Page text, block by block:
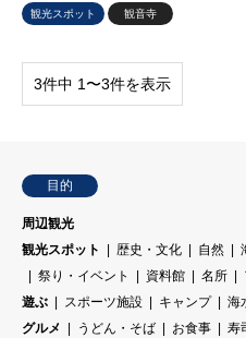
観光スポット 観音寺
3件中 1〜3件を表示
目的
周辺観光
観光スポット
歴史・文化 自然
祭り・イベント
資料館 名所
遊ぶ
スポーツ施設 キャンプ 海
グルメ
うどん・そば お食事 寿